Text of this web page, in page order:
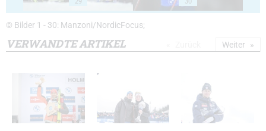
© Bilder 1 - 30: Manzoni/NordicFocus;
VERWANDTE ARTIKEL Weiter